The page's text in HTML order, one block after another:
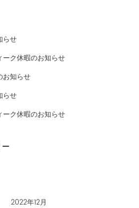
らせ
ーク休暇のお知らせ
お知らせ
らせ
ーク休暇のお知らせ
2022年12月